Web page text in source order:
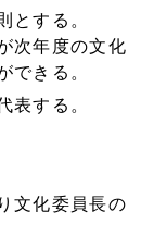
する。
次年度の文化
きる。
する。
文化委員長の